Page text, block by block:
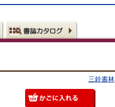
三鈴書林